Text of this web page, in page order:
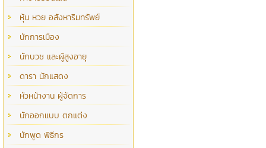
หุ้น หวย อสังหาริมทรัพย์
นักการเมือง
นักบวช และผู้สูงอายุ
ดารา นักแสดง
หัวหน้างาน ผู้จัดการ
นักออกแบบ ตกแต่ง
นักพูด พิธีกร